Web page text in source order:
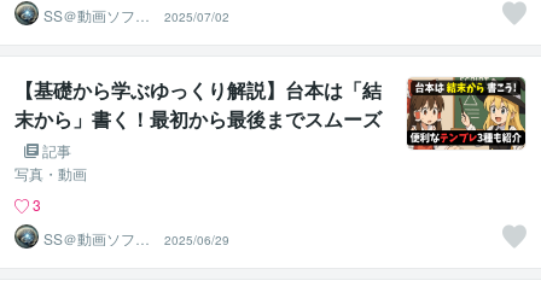
SS＠動画ソフト
ウェアエンジニ
ア
2025/07/02
【基礎から学ぶゆっくり解説】台本は「結
末から」書く！最初から最後までスムーズ
に進む台本の作り方を解説します
記事
写真・動画
3
SS＠動画ソフト
ウェアエンジニ
ア
2025/06/29